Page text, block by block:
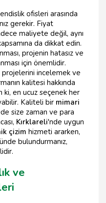
ofisleri arasında
gerekir. Fiyat
maliyete değil, aynı
da dikkat edin.
projenin hatasız ve
için önemlidir.
projelerini incelemek ve
kalitesi hakkında
ki, en ucuz seçenek her
Kaliteli bir mimari
size zaman ve para
Kırklareli'nde uygun
çizim hizmeti ararken,
bulundurmanız,
ve